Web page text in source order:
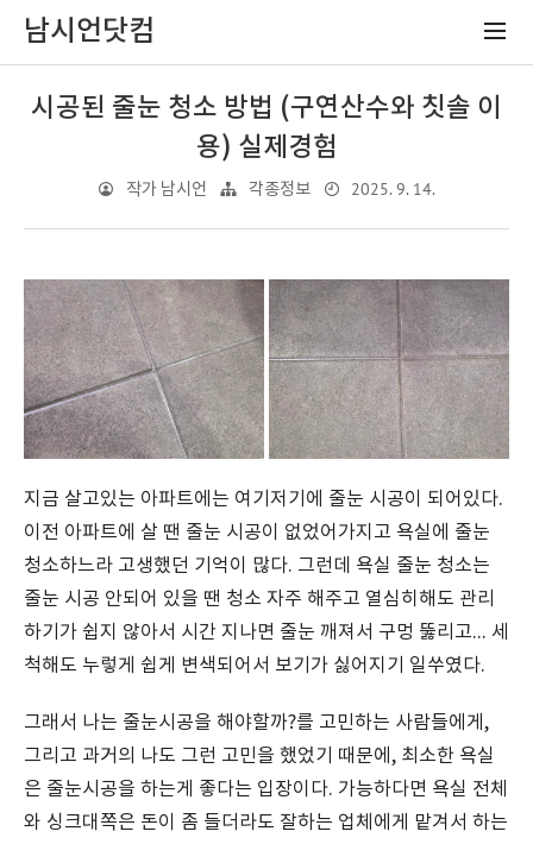
남시언닷컴
시공된 줄눈 청소 방법 (구연산수와 칫솔 이
용) 실제경험
작가 남시언 각종정보 2025. 9. 14.
지금 살고있는 아파트에는 여기저기에 줄눈 시공이 되어있다.
이전 아파트에 살 땐 줄눈 시공이 없었어가지고 욕실에 줄눈
청소하느라 고생했던 기억이 많다. 그런데 욕실 줄눈 청소는
줄눈 시공 안되어 있을 땐 청소 자주 해주고 열심히해도 관리
하기가 쉽지 않아서 시간 지나면 줄눈 깨져서 구멍 뚫리고... 세
척해도 누렇게 쉽게 변색되어서 보기가 싫어지기 일쑤였다.
그래서 나는 줄눈시공을 해야할까?를 고민하는 사람들에게,
그리고 과거의 나도 그런 고민을 했었기 때문에, 최소한 욕실
은 줄눈시공을 하는게 좋다는 입장이다. 가능하다면 욕실 전체
와 싱크대쪽은 돈이 좀 들더라도 잘하는 업체에게 맡겨서 하는